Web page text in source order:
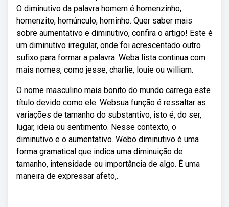
O diminutivo da palavra homem é homenzinho,
homenzito, homúnculo, hominho. Quer saber mais
sobre aumentativo e diminutivo, confira o artigo! Este é
um diminutivo irregular, onde foi acrescentado outro
sufixo para formar a palavra. Weba lista continua com
mais nomes, como jesse, charlie, louie ou william.
O nome masculino mais bonito do mundo carrega este
título devido como ele. Websua função é ressaltar as
variações de tamanho do substantivo, isto é, do ser,
lugar, ideia ou sentimento. Nesse contexto, o
diminutivo e o aumentativo. Webo diminutivo é uma
forma gramatical que indica uma diminuição de
tamanho, intensidade ou importância de algo. É uma
maneira de expressar afeto,.